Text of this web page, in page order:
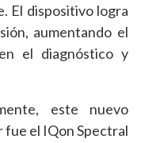
El dispositivo logra
aumentando el
el diagnóstico y
este nuevo
el IQon Spectral